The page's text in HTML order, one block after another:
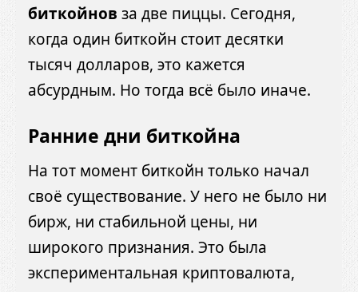
биткойнов за две пиццы. Сегодня,
когда один биткойн стоит десятки
тысяч долларов, это кажется
абсурдным. Но тогда всё было иначе.
Ранние дни биткойна
На тот момент биткойн только начал
своё существование. У него не было ни
бирж, ни стабильной цены, ни
широкого признания. Это была
экспериментальная криптовалюта,